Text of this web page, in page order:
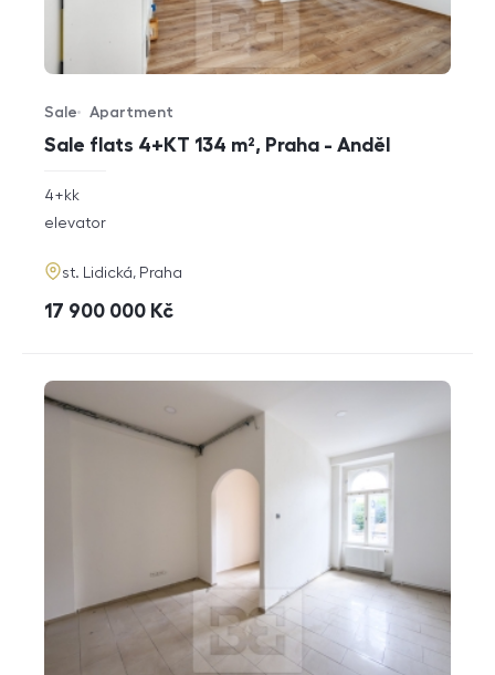
Sale flats 4+KT 134 m², Praha - Anděl
Offer type
Sale
Property type
Apartment
rozměry
disposition
4+kk
funkce
elevator
adresa
st. Lidická, Praha
cena
17 900 000 Kč